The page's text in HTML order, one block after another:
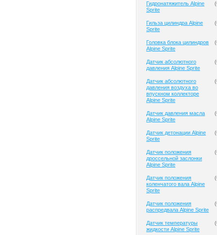
Гидронатяжитель Alpine
Sprite
(
Гильза цилиндра Alpine
Sprite
(
Головка блока цилиндров
Alpine Sprite
(
Датчик абсолютного
давления Alpine Sprite
(
Датчик абсолютного
давления воздуха во
впускном коллекторе
Alpine Sprite
(
Датчик давления масла
Alpine Sprite
(
Датчик детонации Alpine
Sprite
(
Датчик положения
дроссельной заслонки
Alpine Sprite
(
Датчик положения
коленчатого вала Alpine
Sprite
(
Датчик положения
распредвала Alpine Sprite
(
Датчик температуры
жидкости Alpine Sprite
(